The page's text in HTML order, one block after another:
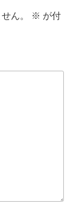
ん。 ※ が付